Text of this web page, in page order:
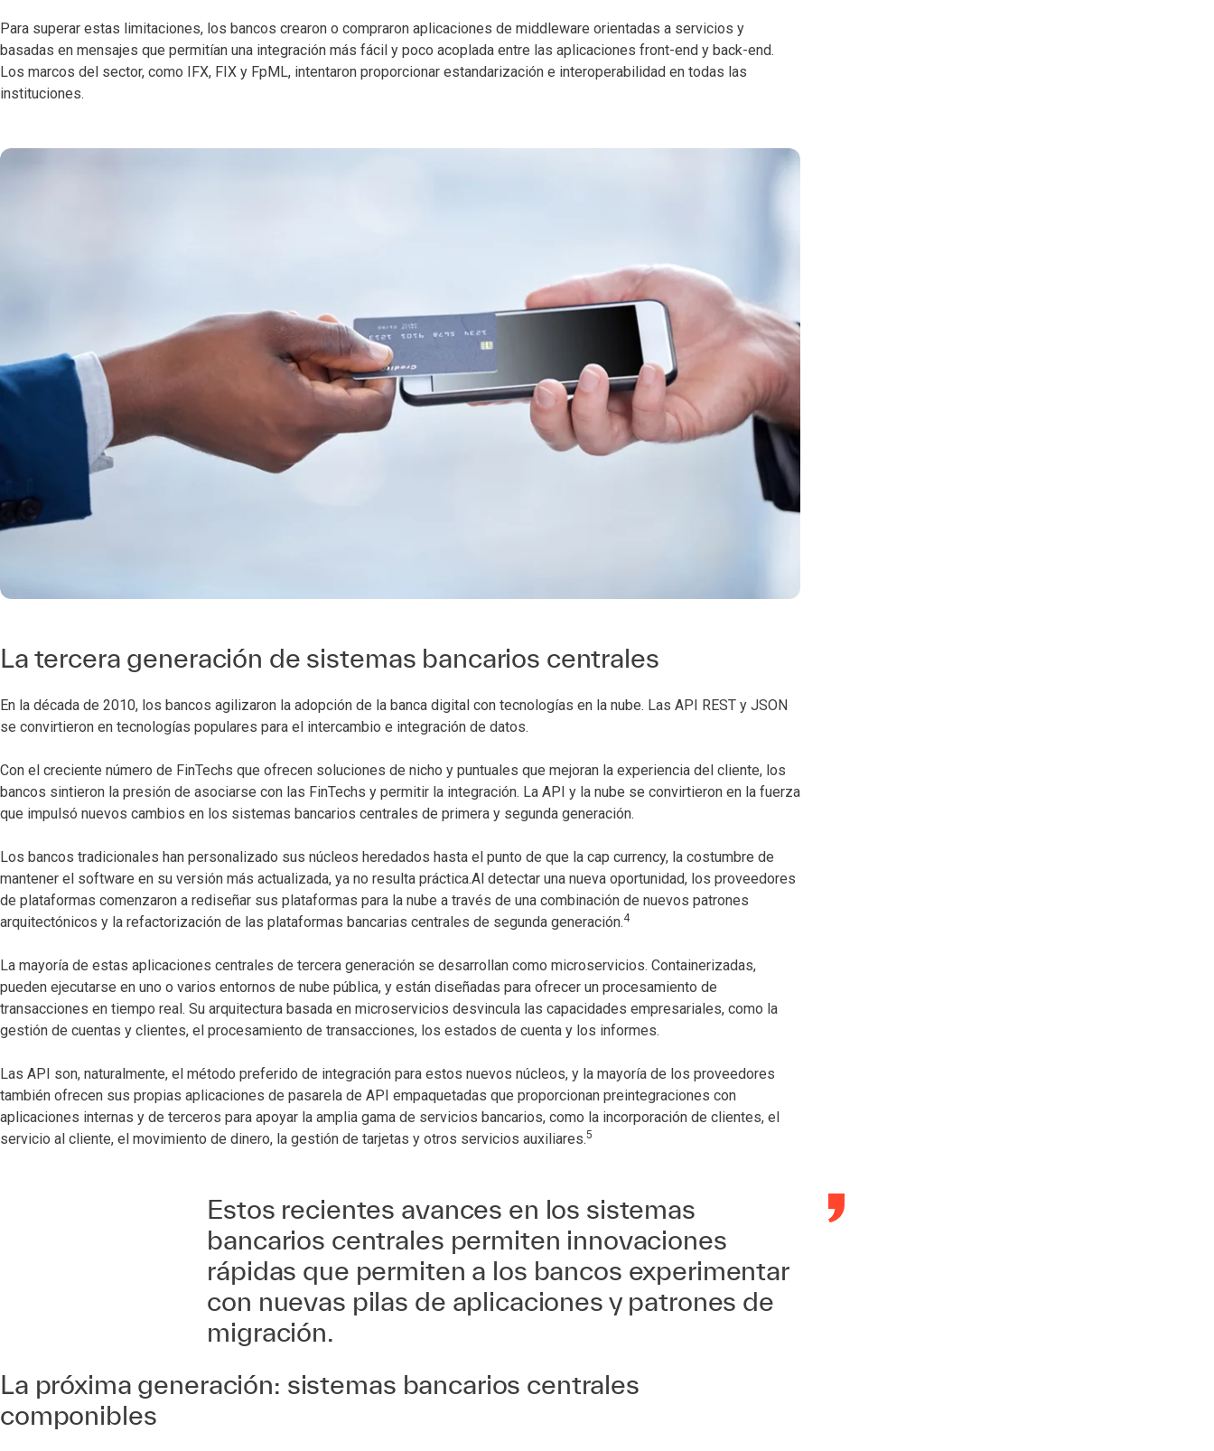
Para superar estas limitaciones, los bancos crearon o compraron aplicaciones de middleware orientadas a servicios y
basadas en mensajes que permitían una integración más fácil y poco acoplada entre las aplicaciones front-end y back-end.
Los marcos del sector, como IFX, FIX y FpML, intentaron proporcionar estandarización e interoperabilidad en todas las
instituciones.
La tercera generación de sistemas bancarios centrales
En la década de 2010, los bancos agilizaron la adopción de la banca digital con tecnologías en la nube. Las API REST y JSON
se convirtieron en tecnologías populares para el intercambio e integración de datos.
Con el creciente número de FinTechs que ofrecen soluciones de nicho y puntuales que mejoran la experiencia del cliente, los
bancos sintieron la presión de asociarse con las FinTechs y permitir la integración. La API y la nube se convirtieron en la fuerza
que impulsó nuevos cambios en los sistemas bancarios centrales de primera y segunda generación.
Los bancos tradicionales han personalizado sus núcleos heredados hasta el punto de que la cap currency, la costumbre de
mantener el software en su versión más actualizada, ya no resulta práctica.Al detectar una nueva oportunidad, los proveedores
de plataformas comenzaron a rediseñar sus plataformas para la nube a través de una combinación de nuevos patrones
arquitectónicos y la refactorización de las plataformas bancarias centrales de segunda generación.4
La mayoría de estas aplicaciones centrales de tercera generación se desarrollan como microservicios. Containerizadas,
pueden ejecutarse en uno o varios entornos de nube pública, y están diseñadas para ofrecer un procesamiento de
transacciones en tiempo real. Su arquitectura basada en microservicios desvincula las capacidades empresariales, como la
gestión de cuentas y clientes, el procesamiento de transacciones, los estados de cuenta y los informes.
Las API son, naturalmente, el método preferido de integración para estos nuevos núcleos, y la mayoría de los proveedores
también ofrecen sus propias aplicaciones de pasarela de API empaquetadas que proporcionan preintegraciones con
aplicaciones internas y de terceros para apoyar la amplia gama de servicios bancarios, como la incorporación de clientes, el
servicio al cliente, el movimiento de dinero, la gestión de tarjetas y otros servicios auxiliares.5
Estos recientes avances en los sistemas
bancarios centrales permiten innovaciones
rápidas que permiten a los bancos experimentar
con nuevas pilas de aplicaciones y patrones de
migración.
La próxima generación: sistemas bancarios centrales
componibles